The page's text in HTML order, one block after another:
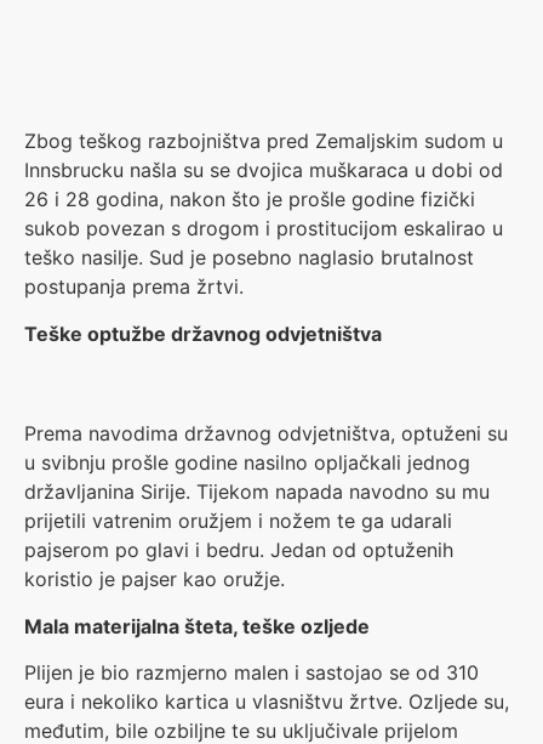
Zbog teškog razbojništva pred Zemaljskim sudom u
Innsbrucku našla su se dvojica muškaraca u dobi od
26 i 28 godina, nakon što je prošle godine fizički
sukob povezan s drogom i prostitucijom eskalirao u
teško nasilje. Sud je posebno naglasio brutalnost
postupanja prema žrtvi.
Teške optužbe državnog odvjetništva
Prema navodima državnog odvjetništva, optuženi su
u svibnju prošle godine nasilno opljačkali jednog
državljanina Sirije. Tijekom napada navodno su mu
prijetili vatrenim oružjem i nožem te ga udarali
pajserom po glavi i bedru. Jedan od optuženih
koristio je pajser kao oružje.
Mala materijalna šteta, teške ozljede
Plijen je bio razmjerno malen i sastojao se od 310
eura i nekoliko kartica u vlasništvu žrtve. Ozljede su,
međutim, bile ozbiljne te su uključivale prijelom